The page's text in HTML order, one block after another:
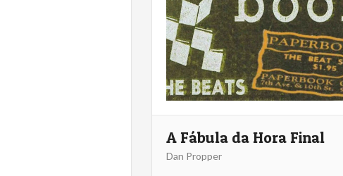
A Fábula da Hora Final
Dan Propper